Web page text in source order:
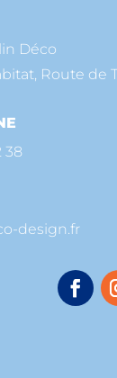
Déco
Route
38
design.fr